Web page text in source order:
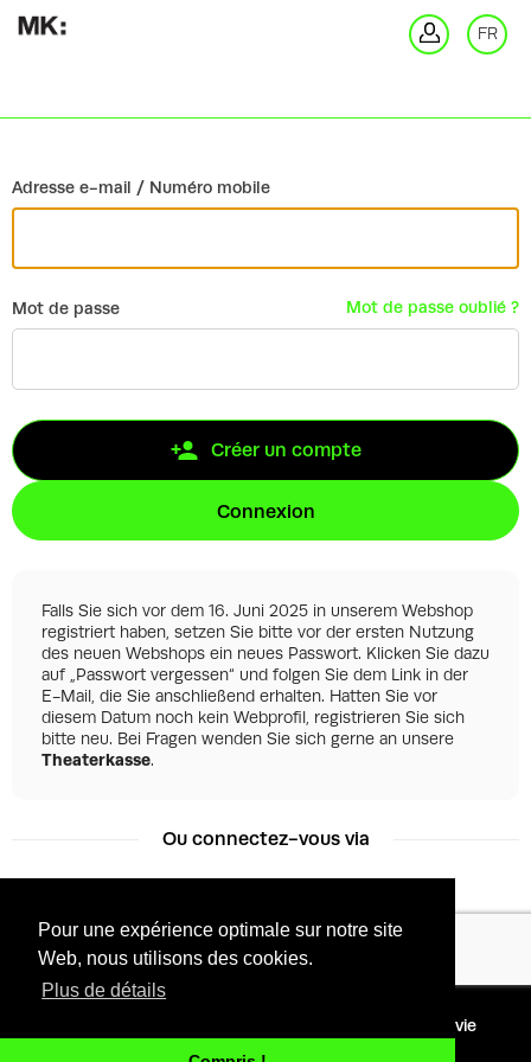
Pour une expérience optimale sur notre site
Web, nous utilisons des cookies.
Plus de détails
FR
Adresse e-mail / Numéro mobile
Mot de passe Mot de passe oublié ?
Créer un compte
Connexion
Falls Sie sich vor dem 16. Juni 2025 in unserem Webshop
registriert haben, setzen Sie bitte vor der ersten Nutzung
des neuen Webshops ein neues Passwort. Klicken Sie dazu
auf „Passwort vergessen“ und folgen Sie dem Link in der
E-Mail, die Sie anschließend erhalten. Hatten Sie vor
diesem Datum noch kein Webprofil, registrieren Sie sich
bitte neu. Bei Fragen wenden Sie sich gerne an unsere
Theaterkasse.
Ou connectez-vous via
Facebook
Tixly
Protection de la vie